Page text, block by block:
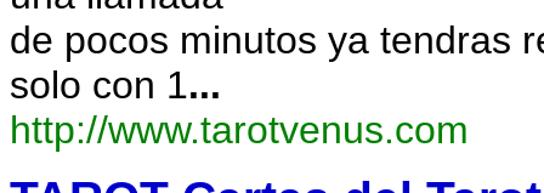
de pocos minutos ya tendras
solo con 1...
http://www.tarotvenus.com